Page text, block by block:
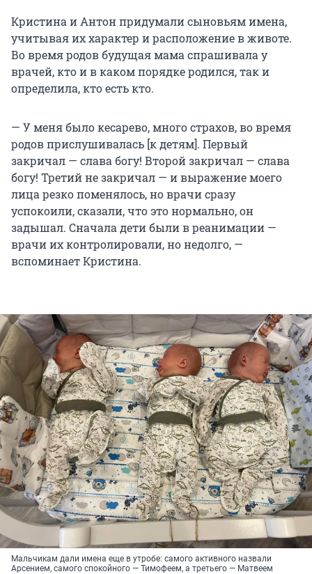
Кристина и Антон придумали сыновьям имена,
учитывая их характер и расположение в животе.
Во время родов будущая мама спрашивала у
врачей, кто и в каком порядке родился, так и
определила, кто есть кто.
— У меня было кесарево, много страхов, во время
родов прислушивалась [к детям]. Первый
закричал — слава богу! Второй закричал — слава
богу! Третий не закричал — и выражение моего
лица резко поменялось, но врачи сразу
успокоили, сказали, что это нормально, он
задышал. Сначала дети были в реанимации —
врачи их контролировали, но недолго, —
вспоминает Кристина.
Мальчикам дали имена еще в утробе: самого активного назвали
Арсением, самого спокойного — Тимофеем, а третьего — Матвеем